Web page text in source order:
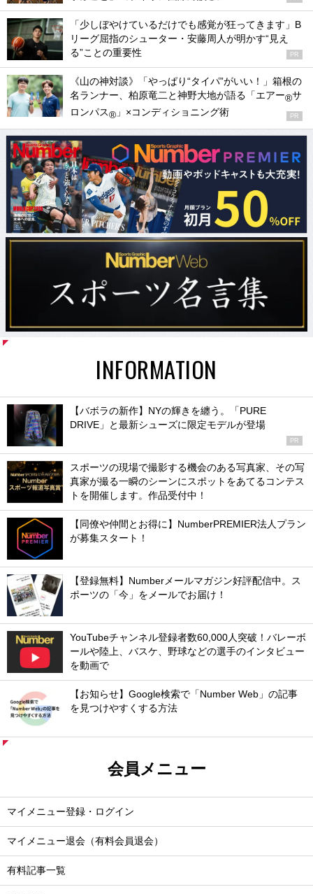
「少しぼやけているだけでも感覚が狂ってきます」B
リーグ屈指のシューター・安藤周人が明かす“見え
る”ことの重要性
PR
《山の神対談》「やっぱり“タイパ”がいい！」箱根の
名ランナー、柏原竜二と神野大地が語る「エアー®サ
ロンパス® 」×コンディショニング術 PR
INFORMATION
【バボラの新作】NYの輝きを纏う。「PURE
DRIVE」と最新シューズに限定モデルが登場
PR
スポーツの現場で撮影する機会のある写真家、その写
真家が撮る一瞬のシーンにスポットをあてるコンテス
トを開催します。作品受付中！
【同僚や仲間とお得に】NumberPREMIER法人プラン
が募集スタート！
【登録無料】Numberメールマガジン好評配信中。ス
ポーツの「今」をメールでお届け！
YouTubeチャンネル登録者数60,000人突破！バレーボ
ールや陸上、バスケ、野球などの選手のインタビュー
を動画で
【お知らせ】Google検索で「Number Web」の記事
を見つけやすくする方法
会員メニュー
マイメニュー登録・ログイン
マイメニュー退会（有料会員退会）
有料記事一覧